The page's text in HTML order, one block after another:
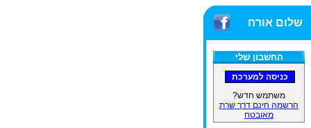
שלום אורח
החשבון שלי
משתמש חדש?
הרשמה חינם דרך שרת
מאובטח